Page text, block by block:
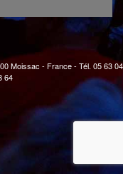
Moissac - France - Tél. 05 63 04
64